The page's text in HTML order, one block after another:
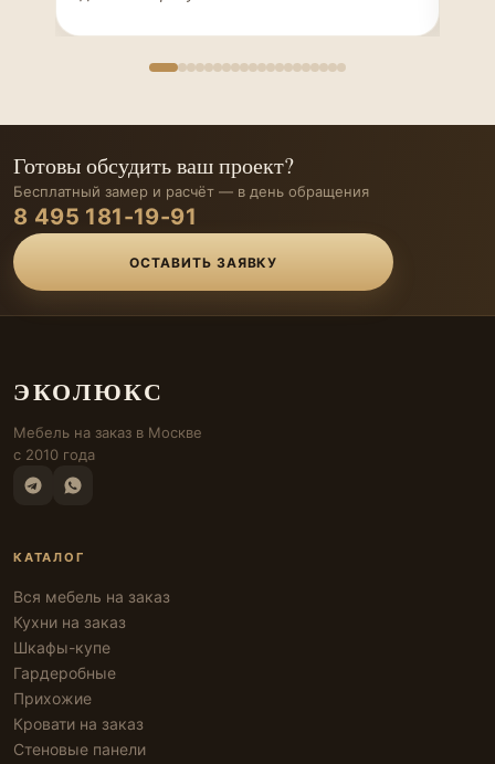
Готовы обсудить ваш проект?
Бесплатный замер и расчёт — в день обращения
8 495 181-19-91
ОСТАВИТЬ ЗАЯВКУ
ЭКОЛЮКС
Мебель на заказ в Москве
с 2010 года
КАТАЛОГ
Вся мебель на заказ
Кухни на заказ
Шкафы-купе
Гардеробные
Прихожие
Кровати на заказ
Стеновые панели